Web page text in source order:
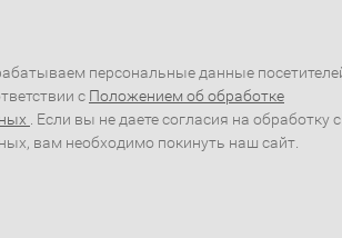
персональные данные
с Положением об обработке
. Если вы не даете согласия на обработку
вам необходимо покинуть наш сайт.